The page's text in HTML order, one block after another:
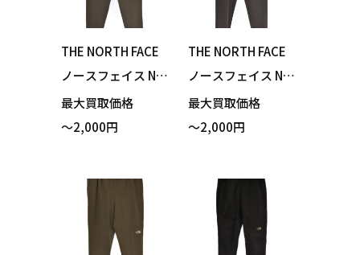
THE NORTH FACE
ノースフェイス NB
42388 Flexible Ank
le Pant フレキシブ
イズ 買い取りまし
最大買取価格
～2,000円
THE NORTH FACE
ノースフェイス NB
42388 Flexible Ank
le Pant フレキシブ
ル グレー Mサイズ
買い取りました！
最大買取価格
～2,000円